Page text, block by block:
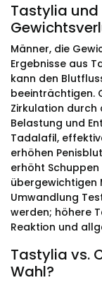
Tastylia und
Männer, die
Ergebnisse aus
kann den
beeinträchtigen.
Zirkulation durch
Belastung und
Tadalafil,
erhöhen
erhöht
übergewichtigen
Umwandlung
werden; höhere
Reaktion und
Tastylia vs.
Wahl?